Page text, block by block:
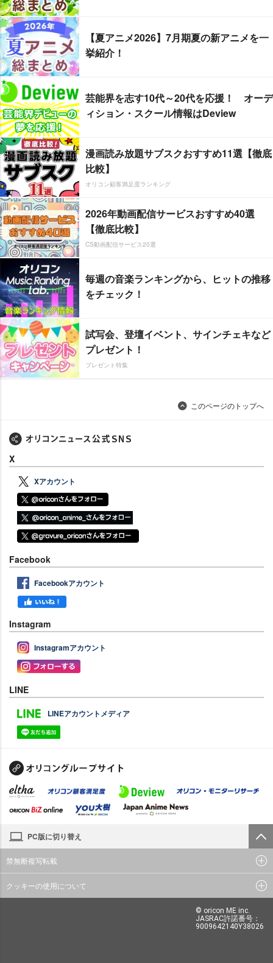
【夏アニメ2026】7月期夏の新アニメを一
挙紹介！
芸能界を志す10代～20代を応援！ オーデ
ィション・スクール情報はDeview
漫画読み放題サブスクおすすめ11選【徹底
比較】
オリコン顧客満足度ランキング
2026年動画配信サービスおすすめ40選
【徹底比較】
CS動画配信サービス20選
毎週の音楽ランキングから、ヒットの推移
をチェック！
試写会、登壇イベント、サインチェキなど
プレゼント！
プレゼント特集
このページのトップへ
X
Xアカウント
Facebook
Facebookアカウント
Instagram
Instagramアカウント
LINE
LINEアカウントメディア
PC版に切り替え
禁無断複写転載
クッキーの使用について
© oricon ME inc.
JASRAC許諾番号：
9009642140Y38026